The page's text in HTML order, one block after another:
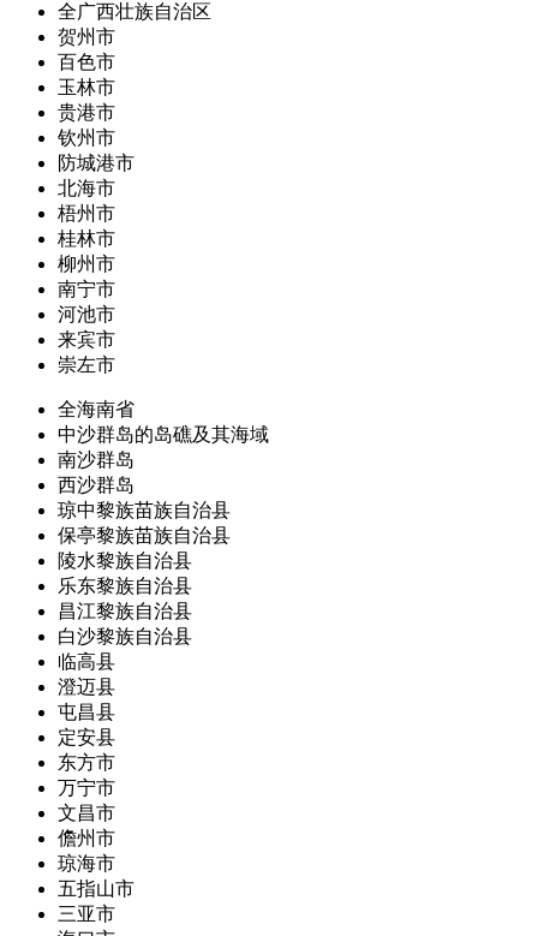
全广西壮族自治区
贺州市
百色市
玉林市
贵港市
钦州市
防城港市
北海市
梧州市
桂林市
柳州市
南宁市
河池市
来宾市
崇左市
全海南省
中沙群岛的岛礁及其海域
南沙群岛
西沙群岛
琼中黎族苗族自治县
保亭黎族苗族自治县
陵水黎族自治县
乐东黎族自治县
昌江黎族自治县
白沙黎族自治县
临高县
澄迈县
屯昌县
定安县
东方市
万宁市
文昌市
儋州市
琼海市
五指山市
三亚市